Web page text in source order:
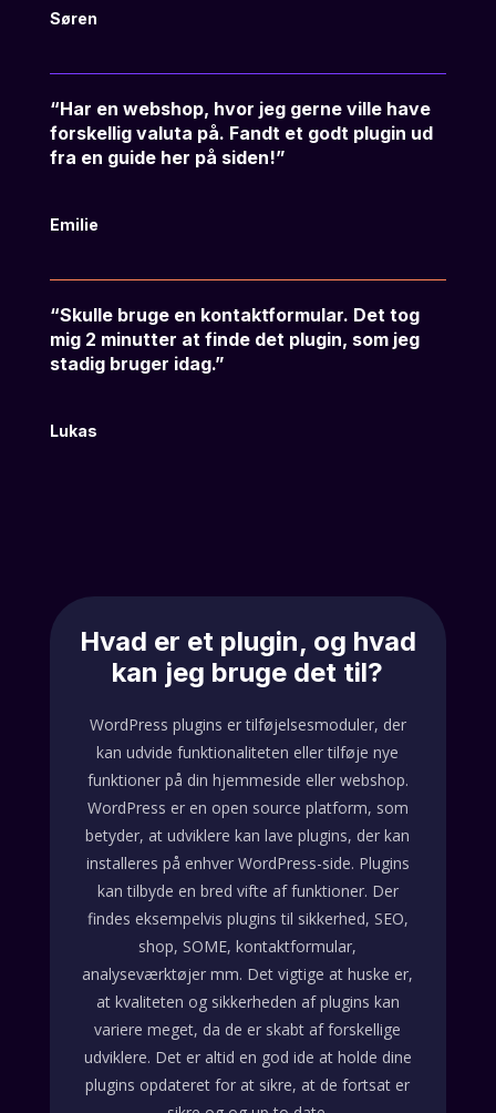
Søren
“Har en webshop, hvor jeg gerne ville have
forskellig valuta på. Fandt et godt plugin ud
fra en guide her på siden!”
Emilie
“Skulle bruge en kontaktformular. Det tog
mig 2 minutter at finde det plugin, som jeg
stadig bruger idag.”
Lukas
Hvad er et plugin, og hvad
kan jeg bruge det til?
WordPress plugins er tilføjelsesmoduler, der
kan udvide funktionaliteten eller tilføje nye
funktioner på din hjemmeside eller webshop.
WordPress er en open source platform, som
betyder, at udviklere kan lave plugins, der kan
installeres på enhver WordPress-side. Plugins
kan tilbyde en bred vifte af funktioner. Der
findes eksempelvis plugins til sikkerhed, SEO,
shop, SOME, kontaktformular,
analyseværktøjer mm. Det vigtige at huske er,
at kvaliteten og sikkerheden af plugins kan
variere meget, da de er skabt af forskellige
udviklere. Det er altid en god ide at holde dine
plugins opdateret for at sikre, at de fortsat er